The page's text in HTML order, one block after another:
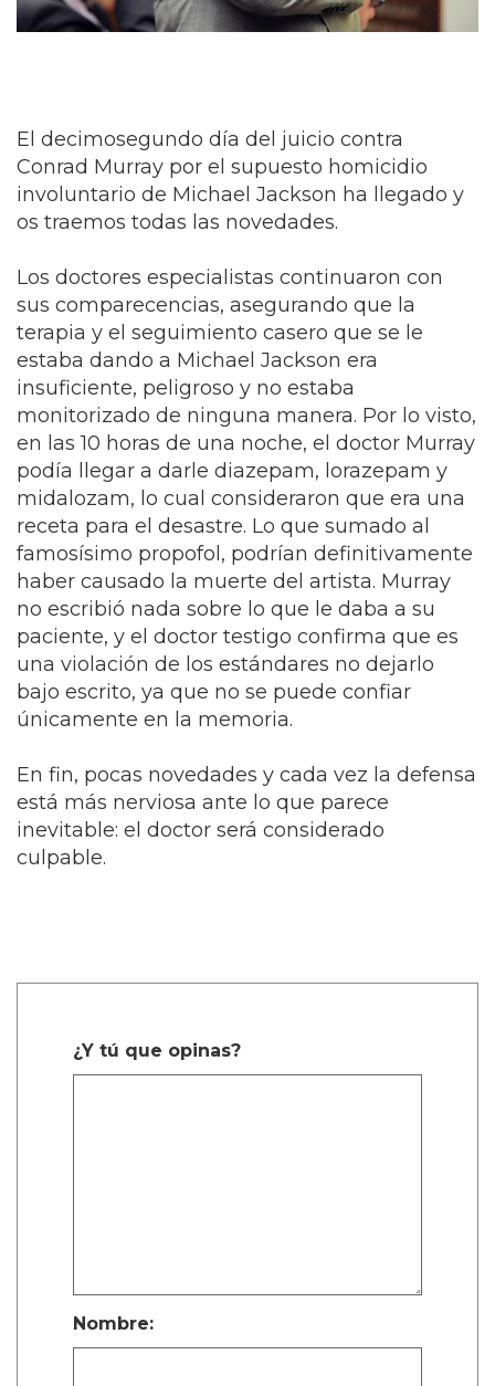
El decimosegundo día del juicio contra
Conrad Murray por el supuesto homicidio
involuntario de Michael Jackson ha llegado y
os traemos todas las novedades.
Los doctores especialistas continuaron con
sus comparecencias, asegurando que la
terapia y el seguimiento casero que se le
estaba dando a Michael Jackson era
insuficiente, peligroso y no estaba
monitorizado de ninguna manera. Por lo visto,
en las 10 horas de una noche, el doctor Murray
podía llegar a darle diazepam, lorazepam y
midalozam, lo cual consideraron que era una
receta para el desastre. Lo que sumado al
famosísimo propofol, podrían definitivamente
haber causado la muerte del artista. Murray
no escribió nada sobre lo que le daba a su
paciente, y el doctor testigo confirma que es
una violación de los estándares no dejarlo
bajo escrito, ya que no se puede confiar
únicamente en la memoria.
En fin, pocas novedades y cada vez la defensa
está más nerviosa ante lo que parece
inevitable: el doctor será considerado
culpable.
¿Y tú que opinas?
Nombre: